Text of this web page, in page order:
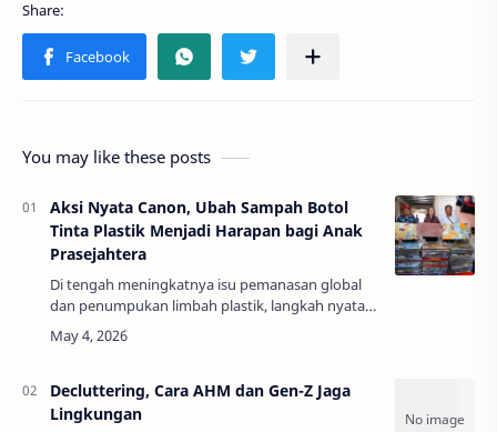
You may like these posts
Aksi Nyata Canon, Ubah Sampah Botol
Tinta Plastik Menjadi Harapan bagi Anak
Prasejahtera
Di tengah meningkatnya isu pemanasan global
dan penumpukan limbah plastik, langkah nyata
dari sektor korporasi sangat dinantikan. Pater
Adrianus Suyadi, SJ – Direktur Lembaga …
Decluttering, Cara AHM dan Gen-Z Jaga
Lingkungan